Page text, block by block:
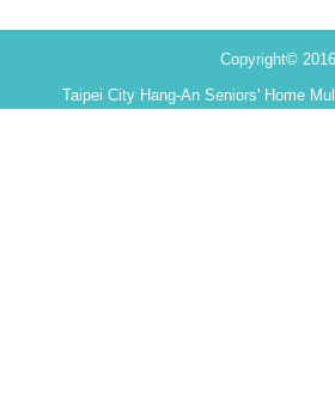
Copyright©
Taipei City Hang-An Seniors' Home